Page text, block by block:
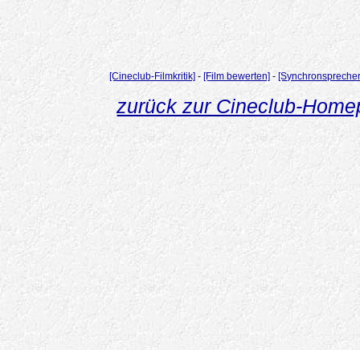
[Cineclub-Filmkritik] - [Film bewerten] -
zurück zur Cineclub-